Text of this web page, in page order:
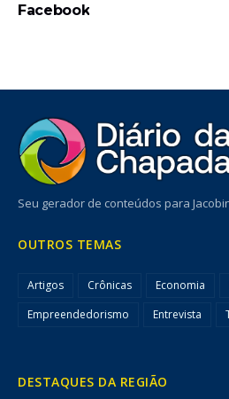
Facebook
Seu gerador de conteúdos para
OUTROS TEMAS
Artigos Crônicas Economia
Empreendedorismo
Entrevista
DESTAQUES DA REGIÃO